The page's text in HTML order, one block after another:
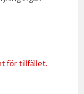
för tillfället.